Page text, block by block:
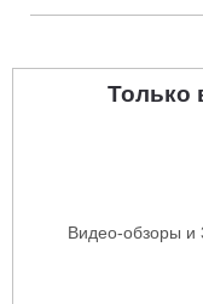
Только
Видео-обзоры и